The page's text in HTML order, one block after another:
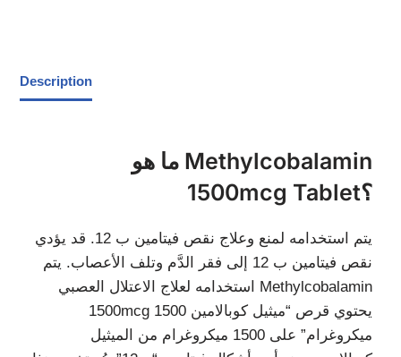
Description
ما هو Methylcobalamin
1500mcg Tablet؟
يتم استخدامه لمنع وعلاج نقص فيتامين ب 12. قد يؤدي
نقص فيتامين ب 12 إلى فقر الدَّم وتلف الأعصاب. يتم
استخدامه لعلاج الاعتلال العصبي Methylcobalamin
1500mcg يحتوي قرص “ميثيل كوبالامين 1500
ميكروغرام” على 1500 ميكروغرام من الميثيل